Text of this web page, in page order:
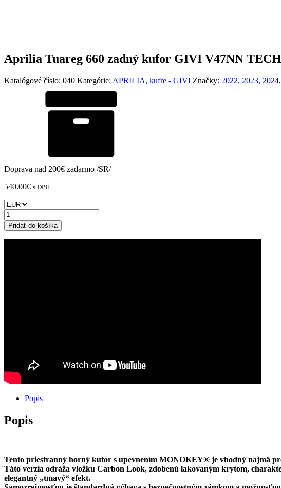
Aprilia Tuareg 660 zadný kufor GIVI V47NN TECH
Katalógové číslo: 040 Kategórie: APRILIA, kufre - GIVI Značky: 2022, 2023, 2024,
Doprava nad 200€ zadarmo /SR/
540.00€ s DPH
množstvo
Aprilia
Tuareg
660
Pridať do košíka
Popis
Popis
Tento priestranný horný kufor s upevnením MONOKEY® je vhodný najmä
Táto verzia odráža vložku Carbon Look, zdobenú lakovaným krytom,
elegantný „tmavý“ efekt.